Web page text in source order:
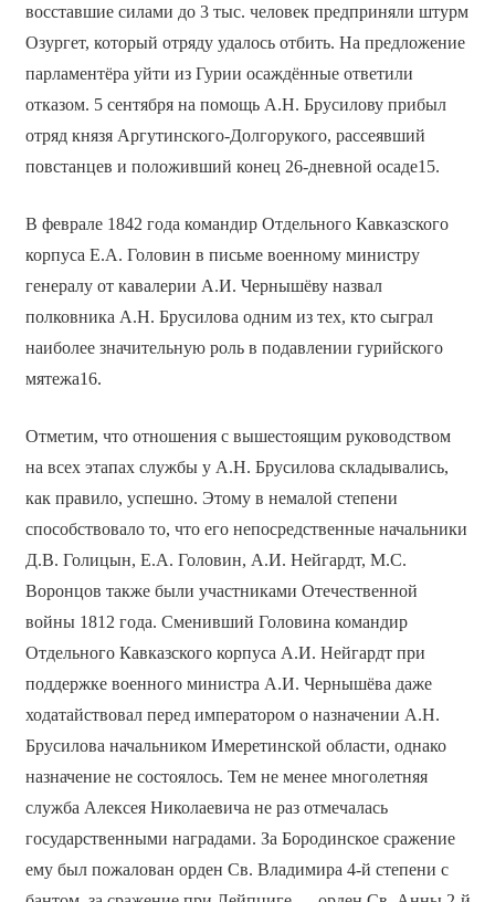
восставшие силами до 3 тыс. человек предприняли штурм
Озургет, который отряду удалось отбить. На предложение
парламентёра уйти из Гурии осаждённые ответили
отказом. 5 сентября на помощь А.Н. Брусилову прибыл
отряд князя Аргутинского-Долгорукого, рассеявший
повстанцев и положивший конец 26-дневной осаде15.
В феврале 1842 года командир Отдельного Кавказского
корпуса Е.А. Головин в письме военному министру
генералу от кавалерии А.И. Чернышёву назвал
полковника А.Н. Брусилова одним из тех, кто сыграл
наиболее значительную роль в подавлении гурийского
мятежа16.
Отметим, что отношения с вышестоящим руководством
на всех этапах службы у А.Н. Брусилова складывались,
как правило, успешно. Этому в немалой степени
способствовало то, что его непосредственные начальники
Д.В. Голицын, Е.А. Головин, А.И. Нейгардт, М.С.
Воронцов также были участниками Отечественной
войны 1812 года. Сменивший Головина командир
Отдельного Кавказского корпуса А.И. Нейгардт при
поддержке военного министра А.И. Чернышёва даже
ходатайствовал перед императором о назначении А.Н.
Брусилова начальником Имеретинской области, однако
назначение не состоялось. Тем не менее многолетняя
служба Алексея Николаевича не раз отмечалась
государственными наградами. За Бородинское сражение
ему был пожалован орден Св. Владимира 4-й степени с